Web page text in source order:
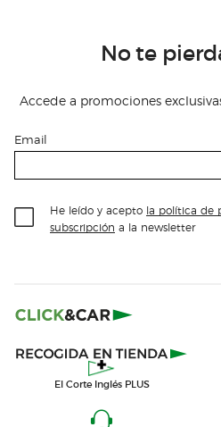
No te
Accede a promociones
Email
He leído y acepto la política de
subscripción a la newsletter
El Corte Inglés PLUS